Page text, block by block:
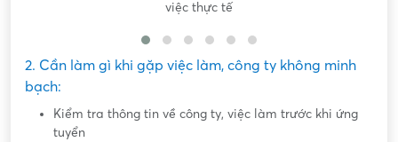
việc thực tế
2. Cần làm gì khi gặp việc làm, công ty không minh
bạch:
Kiểm tra thông tin về công ty, việc làm trước khi ứng
tuyển